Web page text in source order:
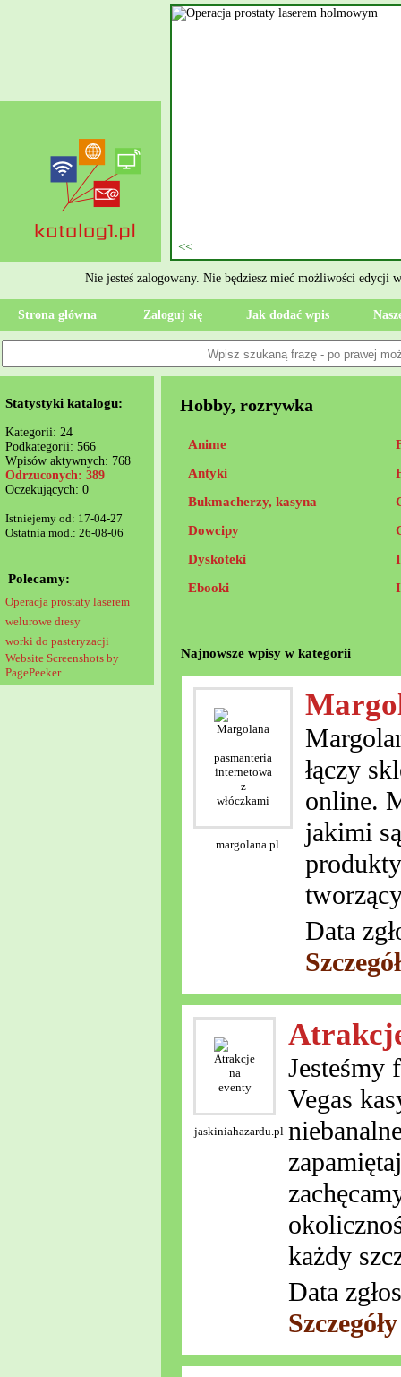
rzetelne układanie płytek
Rzeszów i dbamy o to,
gdy Twoja przestrzeń
przywracając ponownie
Nie jesteś zalogowany. Nie będziesz mieć możliwości edycji
Strona główna Zaloguj się Jak dodać wpis
Statystyki katalogu:
Kategorii: 24
Podkategorii: 566
Wpisów aktywnych: 768
Odrzuconych: 389
Oczekujących: 0
Istniejemy od: 17-04-27
Ostatnia mod.: 26-08-06
Polecamy:
Operacja prostaty laserem
welurowe dresy
worki do pasteryzacji
Website Screenshots by
PagePeeker
Hobby, rozrywka
Anime
Antyki
Bukmacherzy, kasyna
Dowcipy
Dyskoteki
Ebooki
Najnowsze wpisy w kategorii
margolana.pl
łączy
online.
jakimi
Data
jaskiniahazardu.pl
Jesteśmy
Vegas
każdy
Data